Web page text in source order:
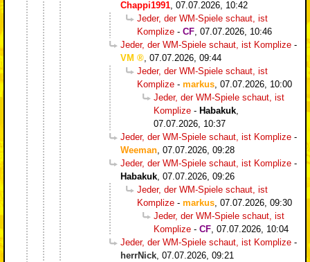
Chappi1991, 07.07.2026, 10:42
Jeder, der WM-Spiele schaut, ist
Komplize - CF, 07.07.2026, 10:46
Jeder, der WM-Spiele schaut, ist Komplize -
VM
, 07.07.2026, 09:44
Jeder, der WM-Spiele schaut, ist
Komplize - markus, 07.07.2026, 10:00
Jeder, der WM-Spiele schaut, ist
Komplize - Habakuk,
07.07.2026, 10:37
Jeder, der WM-Spiele schaut, ist Komplize -
Weeman, 07.07.2026, 09:28
Jeder, der WM-Spiele schaut, ist Komplize -
Habakuk, 07.07.2026, 09:26
Jeder, der WM-Spiele schaut, ist
Komplize - markus, 07.07.2026, 09:30
Jeder, der WM-Spiele schaut, ist
Komplize - CF, 07.07.2026, 10:04
Jeder, der WM-Spiele schaut, ist Komplize -
herrNick, 07.07.2026, 09:21